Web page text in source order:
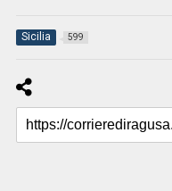
Sicilia 599